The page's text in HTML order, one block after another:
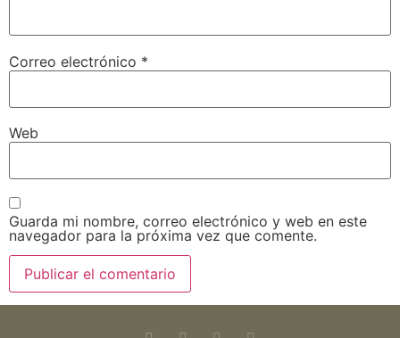
Correo electrónico *
Web
Guarda mi nombre, correo electrónico y web en este
navegador para la próxima vez que comente.